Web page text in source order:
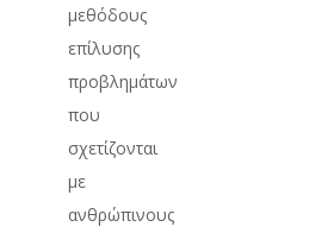
μεθόδους
επίλυσης
προβλημάτων
που
σχετίζονται
με
ανθρώπινους